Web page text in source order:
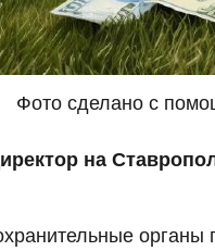
Фото сделано с
на